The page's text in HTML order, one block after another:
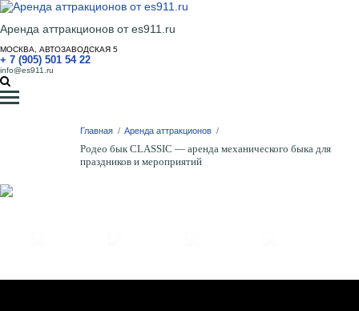
Аренда аттракционов от es911.ru
МОСКВА, АВТОЗАВОДСКАЯ 5
+ 7 (905) 501 54 22
info@es911.ru
Главная / Аренда аттракционов /
Родео бык CLASSIC — аренда механического быка для
праздников и мероприятий